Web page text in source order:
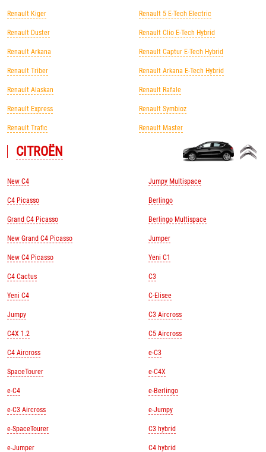
Renault Kiger
Renault Duster
Renault Arkana
Renault Triber
Renault Alaskan
Renault Express
Renault Trafic
Renault 5 E-Tech Electric
Renault Clio E-Tech Hybrid
Renault Captur E-Tech Hybrid
Renault Arkana E-Tech Hybrid
Renault Rafale
Renault Symbioz
Renault Master
CITROЁN
New C4
C4 Picasso
Grand C4 Picasso
New Grand C4 Picasso
New C4 Picasso
C4 Cactus
Yeni C4
Jumpy
C4X 1.2
C4 Aircross
SpaceTourer
e-C4
e-C3 Aircross
e-SpaceTourer
e-Jumper
Jumpy Multispace
Berlingo
Berlingo Multispace
Jumper
Yeni C1
C3
C-Elisee
C3 Aircross
C5 Aircross
e-C3
e-C4X
e-Berlingo
e-Jumpy
C3 hybrid
C4 hybrid